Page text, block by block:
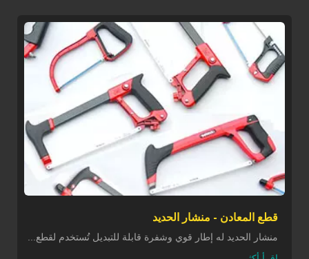
قطع المعادن - منشار الحديد
منشار الحديد له إطار قوي وشفرة قابلة للتبديل تُستخدم لقطع...